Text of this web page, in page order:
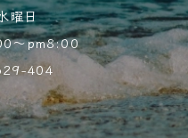
曜日
～pm8:00
404